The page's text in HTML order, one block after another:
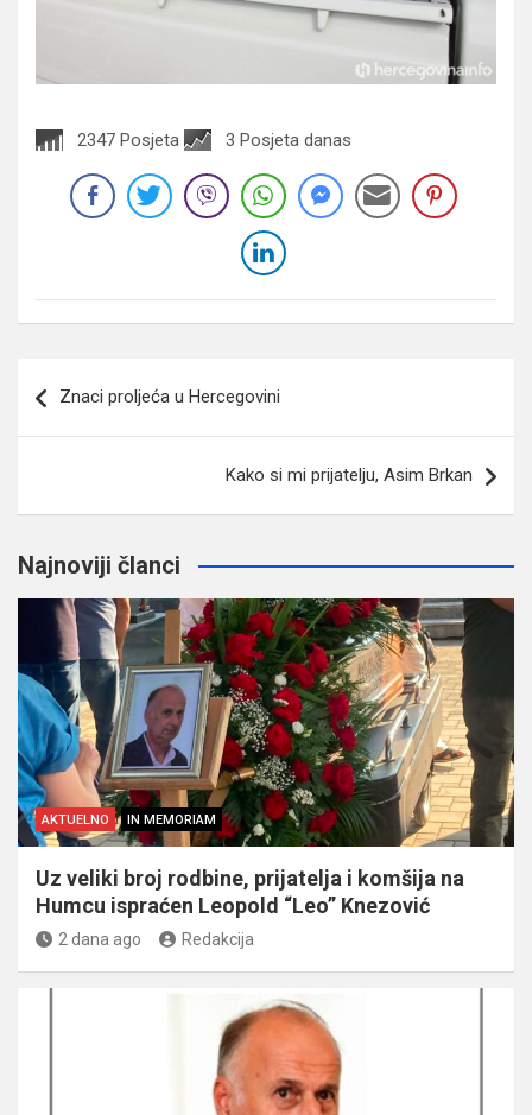
2347 Posjeta 3 Posjeta danas
članaka
Znaci proljeća u Hercegovini
Kako si mi prijatelju, Asim Brkan
Najnoviji članci
AKTUELNO IN MEMORIAM
Uz veliki broj rodbine, prijatelja i komšija na
Humcu ispraćen Leopold “Leo” Knezović
2 dana ago Redakcija